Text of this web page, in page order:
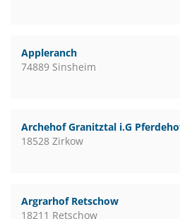
Appleranch
74889 Sinsheim
Archehof Granitztal i.G
18528 Zirkow
Argrarhof Retschow
18211 Retschow